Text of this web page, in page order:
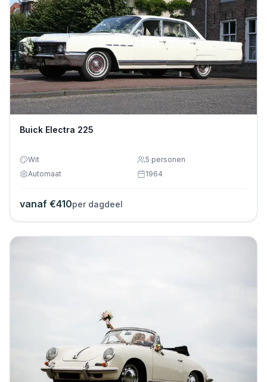
Buick Electra 225
Wit 5 personen
Automaat
1964
vanaf €410per dagdeel